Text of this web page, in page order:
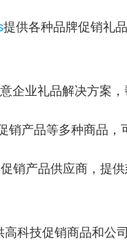
提供各种品牌促销礼
企业礼品解决方案，
销产品等多种商品，
销产品供应商，提
高科技促销商品和公